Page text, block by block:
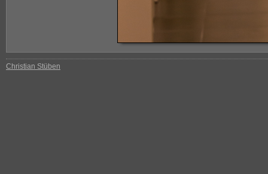
Christian Stüben